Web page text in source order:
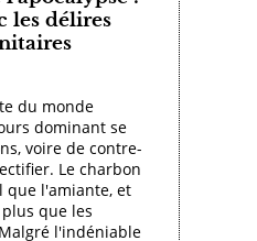
les délires
du monde
dominant se
voire de contre-
Le charbon
que l'amiante, et
que les
l'indéniable